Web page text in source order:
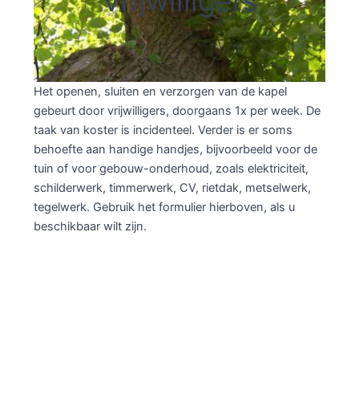
Het openen, sluiten en verzorgen van de kapel
gebeurt door vrijwilligers, doorgaans 1x per week. De
taak van koster is incidenteel. Verder is er soms
behoefte aan handige handjes, bijvoorbeeld voor de
tuin of voor gebouw-onderhoud, zoals elektriciteit,
schilderwerk, timmerwerk, CV, rietdak, metselwerk,
tegelwerk. Gebruik het formulier hierboven, als u
beschikbaar wilt zijn.